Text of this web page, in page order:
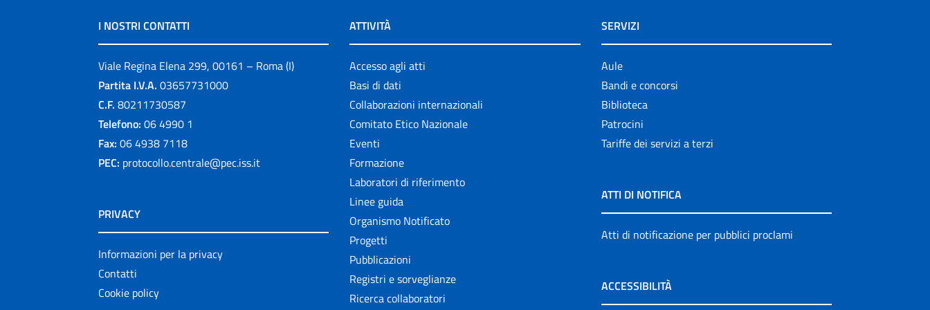
I NOSTRI CONTATTI
Viale Regina Elena 299, 00161 – Roma (I)
Partita I.V.A. 03657731000
C.F. 80211730587
Telefono: 06 4990 1
Fax: 06 4938 7118
PEC: protocollo.centrale@pec.iss.it
PRIVACY
Informazioni per la privacy
Contatti
Cookie policy
ATTIVITÀ
Accesso agli atti
Basi di dati
Collaborazioni internazionali
Comitato Etico Nazionale
Eventi
Formazione
Laboratori di riferimento
Linee guida
Organismo Notificato
Progetti
Pubblicazioni
Registri e sorveglianze
Ricerca collaboratori
SERVIZI
Aule
Bandi e concorsi
Biblioteca
Patrocini
Tariffe dei servizi a terzi
ATTI DI NOTIFICA
Atti di notificazione per pubblici proclami
ACCESSIBILITÀ